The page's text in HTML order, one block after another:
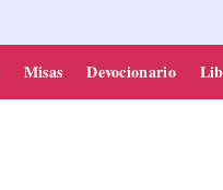
Misas Devocionario